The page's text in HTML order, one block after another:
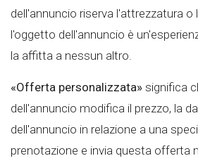
dell'annuncio riserva l'attrezzatura o
l'oggetto dell'annuncio è
la affitta a nessun altro.
«Offerta personalizzata» significa
dell'annuncio modifica il prezzo, la
dell'annuncio in relazione a una
prenotazione e invia questa offerta